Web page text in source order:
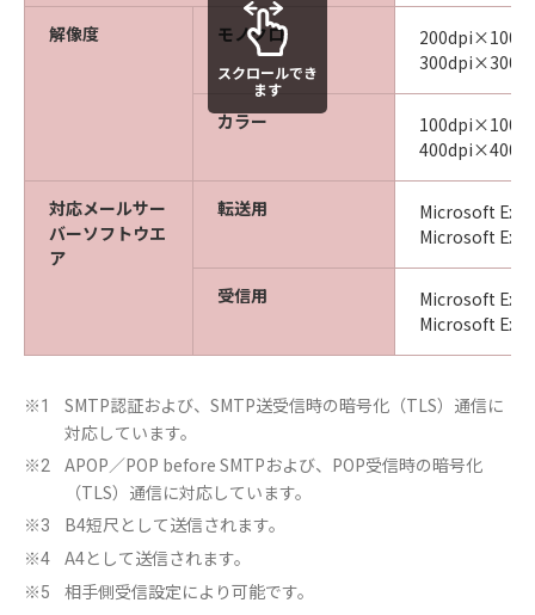
解像度 モノクロ
カラー
対応メールサー
バーソフトウエ
ア
転送用
Microsoft
Microsoft
受信用
Microsoft
Microsoft
スクロールでき
ます
※1
SMTP認証および、SMTP送受信時の暗号化（TLS）通信に
対応しています。
※2
APOP／POP before SMTPおよび、POP受信時の暗号化
（TLS）通信に対応しています。
※3 B4短尺として送信されます。
※4 A4として送信されます。
※5 相手側受信設定により可能です。